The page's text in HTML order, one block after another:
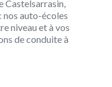
Castelsarrasin,
nos auto-écoles
niveau et à vos
de conduite à